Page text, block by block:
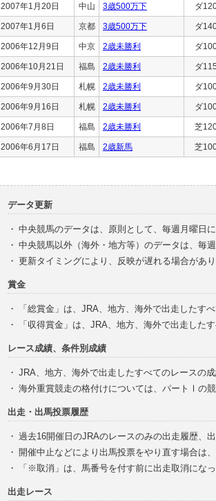
2007年1月20日 中山 3歳500万下 ダ
2007年1月6日 京都 3歳500万下 ダ
2006年12月9日 中京 2歳未勝利 ダ
2006年10月21日 福島 2歳未勝利 ダ
2006年9月30日 札幌 2歳未勝利 ダ
2006年9月16日 札幌 2歳未勝利 ダ
2006年7月8日 福島 2歳未勝利 芝
2006年6月17日 福島 2歳新馬 芝
データ更新
・ 中央競馬のデータは、原則として、毎週月曜日
・ 中央競馬以外（海外・地方等）のデータは、毎
・ 更新タイミングにより、反映が遅れる場合があ
賞金
・
「総賞金」は、JRA、地方、海外で出走したす
・
「収得賞金」は、JRA、地方、海外で出走した
レース成績、条件別成績
・ JRA、地方、海外で出走したすべてのレースの
・ 海外重賞競走の格付けについては、パートⅠの
出走・出馬投票履歴
・ 過去16開催日のJRAのレースのみの出走履歴、
・ 開催中止などにより出馬投票をやり直す場合は
・
「※取消」は、馬番号を付す前に出走取消にな
出走レース